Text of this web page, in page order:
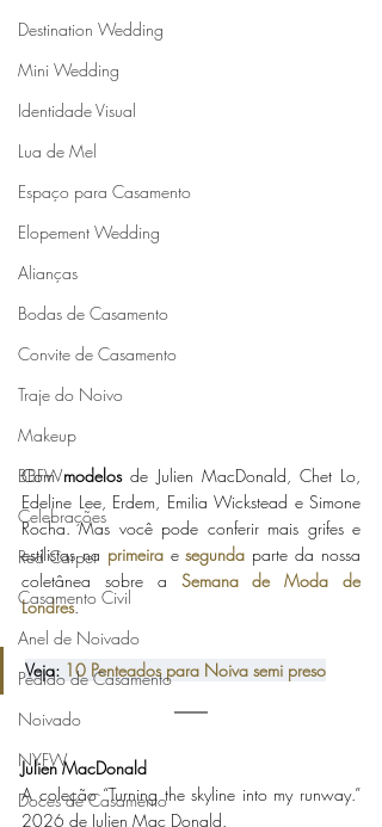
Destination Wedding
Mini Wedding
Identidade Visual
Lua de Mel
Espaço para Casamento
Elopement Wedding
Alianças
Bodas de Casamento
Convite de Casamento
Traje do Noivo
Makeup
BBFW
Celebrações
Red Carpet
Casamento Civil
Anel de Noivado
Pedido de Casamento
Noivado
NYFW
Doces de Casamento
Com modelos de Julien MacDonald, Chet Lo,
Edeline Lee, Erdem, Emilia Wickstead e Simone
Rocha. Mas você pode conferir mais grifes e
estilistas na primeira e segunda parte da nossa
coletânea sobre a Semana de Moda de
Londres.
Veja: 10 Penteados para Noiva semi preso
Julien MacDonald
A coleção “Turning the skyline into my runway.”
2026 de Julien Mac Donald.